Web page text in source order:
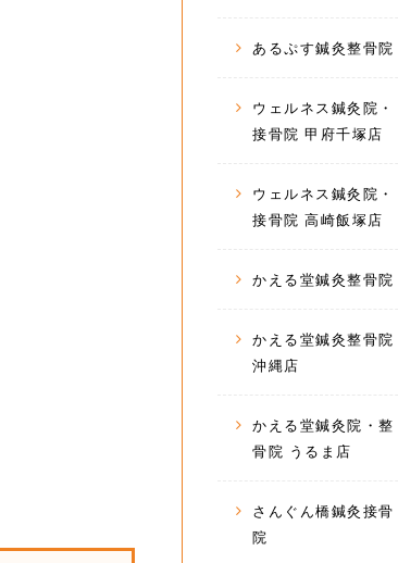
あるぷす鍼灸整骨院
ウェルネス鍼灸院・
接骨院 甲府千塚店
ウェルネス鍼灸院・
接骨院 高崎飯塚店
かえる堂鍼灸整骨院
かえる堂鍼灸整骨院
沖縄店
かえる堂鍼灸院・整
骨院 うるま店
さんぐん橋鍼灸接骨
院